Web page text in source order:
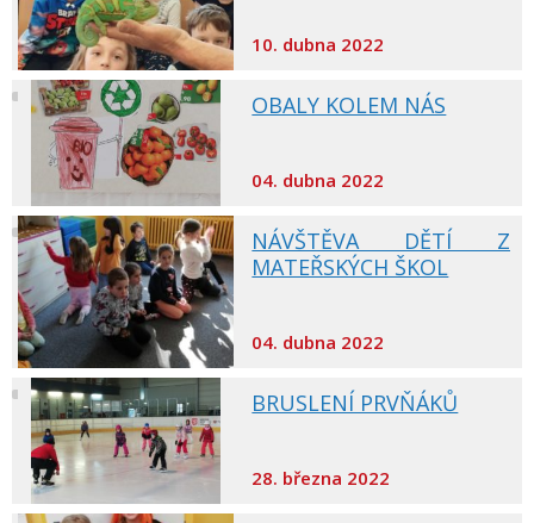
10. dubna 2022
OBALY KOLEM NÁS
04. dubna 2022
NÁVŠTĚVA DĚTÍ Z
MATEŘSKÝCH ŠKOL
04. dubna 2022
BRUSLENÍ PRVŇÁKŮ
28. března 2022